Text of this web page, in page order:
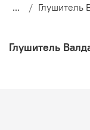
...
Глушитель
Глушитель